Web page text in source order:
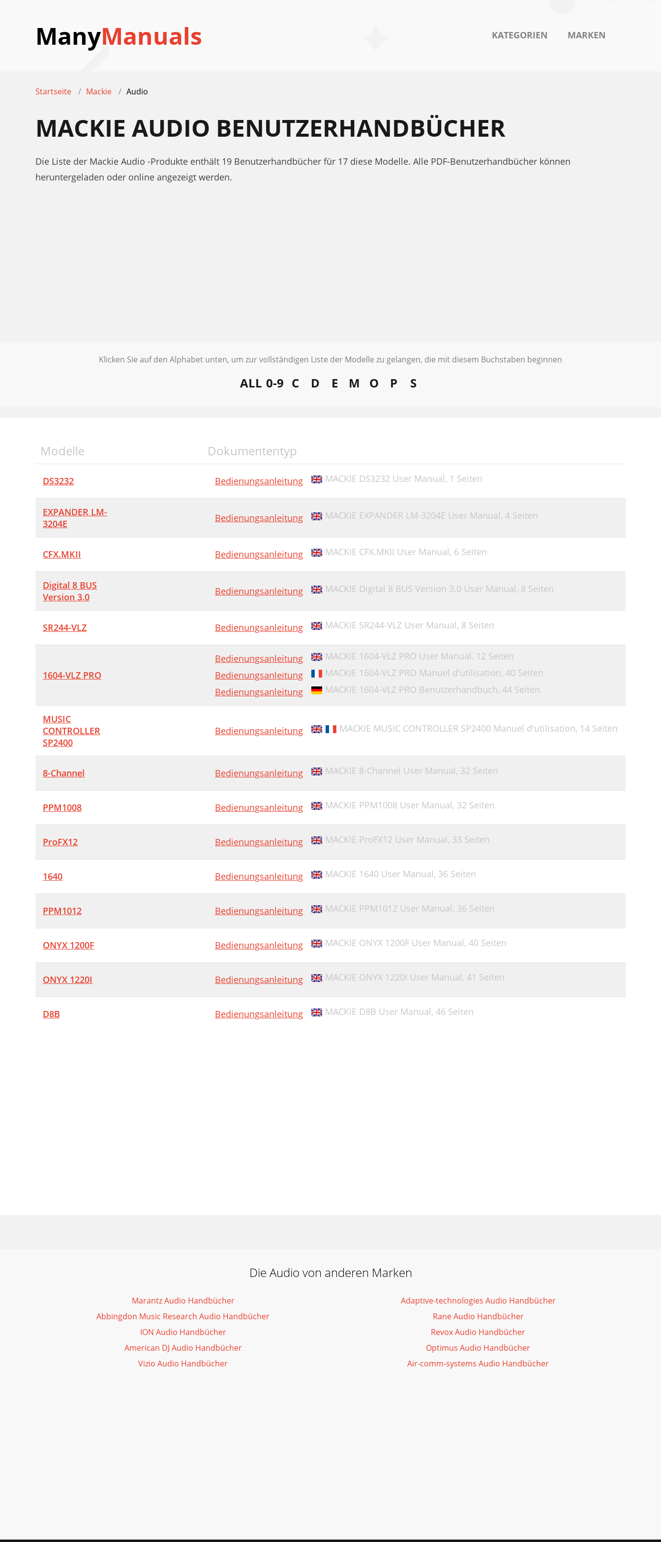
ManyManuals KATEGORIEN MARKEN
Startseite Mackie Audio
MACKIE AUDIO BENUTZERHANDBÜCHER
Die Liste der Mackie Audio -Produkte enthält 19 Benutzerhandbücher für 17 diese Modelle. Alle PDF-Benutzerhandbücher können
heruntergeladen oder online angezeigt werden.
Klicken Sie auf den Alphabet unten, um zur vollständigen Liste der Modelle zu gelangen, die mit diesem Buchstaben beginnen
ALL 0-9 C D E M O P S
Modelle Dokumententyp
DS3232 Bedienungsanleitung MACKIE DS3232 User Manual, 1 Seiten
EXPANDER LM-
3204E
Bedienungsanleitung MACKIE EXPANDER LM-3204E User Manual, 4 Seiten
CFX.MKII Bedienungsanleitung MACKIE CFX.MKII User Manual, 6 Seiten
Digital 8 BUS
Version 3.0
Bedienungsanleitung MACKIE Digital 8 BUS Version 3.0 User Manual, 8 Seiten
SR244-VLZ Bedienungsanleitung MACKIE SR244-VLZ User Manual, 8 Seiten
1604-VLZ PRO
Bedienungsanleitung MACKIE 1604-VLZ PRO User Manual, 12 Seiten
Bedienungsanleitung
MACKIE 1604-VLZ PRO Manuel d'utilisation, 40 Seiten
Bedienungsanleitung
MACKIE 1604-VLZ PRO Benutzerhandbuch, 44 Seiten
MUSIC
CONTROLLER
SP2400
Bedienungsanleitung MACKIE MUSIC CONTROLLER SP2400 Manuel d'utilisation, 14 Seiten
8-Channel Bedienungsanleitung MACKIE 8-Channel User Manual, 32 Seiten
PPM1008 Bedienungsanleitung MACKIE PPM1008 User Manual, 32 Seiten
ProFX12 Bedienungsanleitung MACKIE ProFX12 User Manual, 33 Seiten
1640 Bedienungsanleitung MACKIE 1640 User Manual, 36 Seiten
PPM1012 Bedienungsanleitung MACKIE PPM1012 User Manual, 36 Seiten
ONYX 1200F Bedienungsanleitung MACKIE ONYX 1200F User Manual, 40 Seiten
ONYX 1220I Bedienungsanleitung MACKIE ONYX 1220I User Manual, 41 Seiten
D8B Bedienungsanleitung MACKIE D8B User Manual, 46 Seiten
Die Audio von anderen Marken
Marantz Audio Handbücher
Abbingdon Music Research Audio Handbücher
ION Audio Handbücher
American DJ Audio Handbücher
Vizio Audio Handbücher
Adaptive-technologies Audio Handbücher
Rane Audio Handbücher
Revox Audio Handbücher
Optimus Audio Handbücher
Air-comm-systems Audio Handbücher